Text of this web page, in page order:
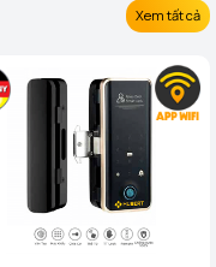
Xem tất cả